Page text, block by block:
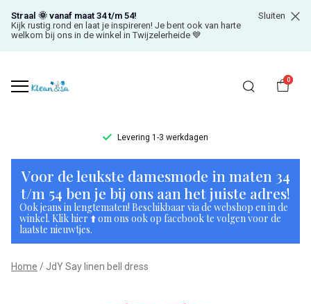
Straal 🌞 vanaf maat 34 t/m 54!
Kijk rustig rond en laat je inspireren! Je bent ook van harte
welkom bij ons in de winkel in Twijzelerheide 💙
Sluiten
0
Levering 1-3 werkdagen
JdY
Say
linen
bell
dress
Voor de leukste damesmode in maten 34
t/m 54 ben je bij ons aan het juiste adres!
Ook jeans in lengtematen! Beschikbaar via de webshop en in de
winkel. Klik hier ⬆️ om ons ook op facebook te volgen voor de
laatste nieuwtjes.
Home JdY Say linen bell dress